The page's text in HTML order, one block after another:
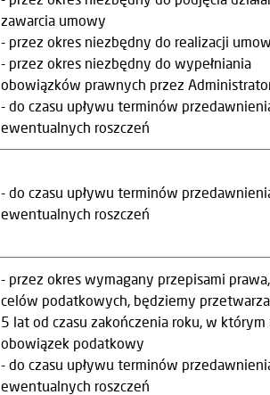
zawarcia umowy
- przez okres niezbędny do realizacji
- przez okres niezbędny do wypełniania
obowiązków prawnych przez
- do czasu upływu terminów
ewentualnych roszczeń
- do czasu upływu terminów
ewentualnych roszczeń
- przez okres wymagany przepisami
celów podatkowych, będziemy
5 lat od czasu zakończenia roku, w którym
obowiązek podatkowy
- do czasu upływu terminów
ewentualnych roszczeń